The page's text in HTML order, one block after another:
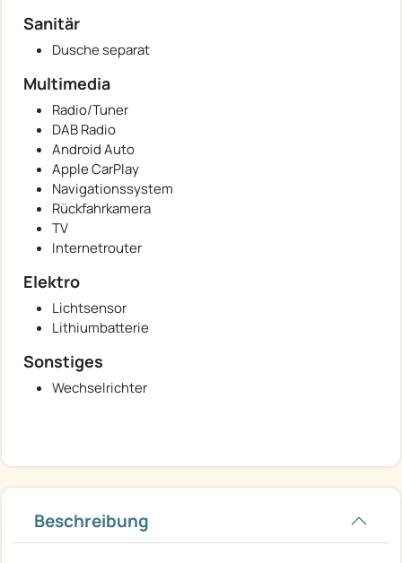
Sanitär
Dusche separat
Multimedia
Radio/Tuner
DAB Radio
Android Auto
Apple CarPlay
Navigationssystem
Rückfahrkamera
TV
Internetrouter
Elektro
Lichtsensor
Lithiumbatterie
Sonstiges
Wechselrichter
Beschreibung